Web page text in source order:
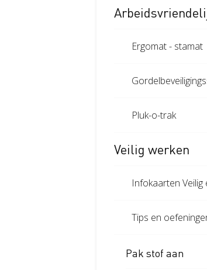
Ergomat - stamat
Pluk-o-trak
Veilig werken
Infokaarten
Tips en
Pak stof aan